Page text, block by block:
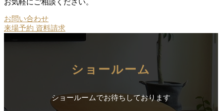
お気軽にご相談ください。
お問い合わせ
来場予約 資料請求
ショールーム
ショールームでお待ちしております